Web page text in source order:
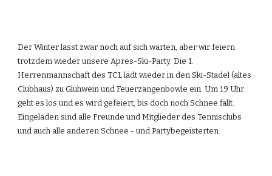
Der Winter lässt zwar noch auf sich warten, aber wir feiern
trotzdem wieder unsere Apres-Ski-Party. Die 1.
Herrenmannschaft des TCL lädt wieder in den Ski-Stadel (altes
Clubhaus) zu Glühwein und Feuerzangenbowle ein. Um 19 Uhr
geht es los und es wird gefeiert, bis doch noch Schnee fällt.
Eingeladen sind alle Freunde und Mitglieder des Tennisclubs
und auch alle anderen Schnee - und Partybegeisterten.